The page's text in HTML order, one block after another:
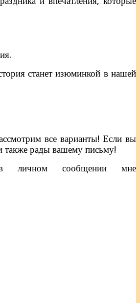
станет изюминкой в нашей
все варианты! Если вы
также рады вашему письму!
сообщении мне